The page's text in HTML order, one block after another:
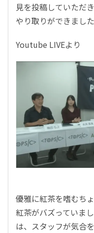
見を投稿していただ
やり取りができました
Youtube LIVEより
優雅に紅茶を嗜むち
紅茶がバズっていま
は、スタッフが気合